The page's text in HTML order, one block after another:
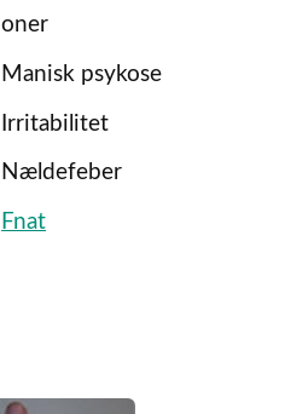
oner
Manisk psykose
Irritabilitet
Nældefeber
Fnat